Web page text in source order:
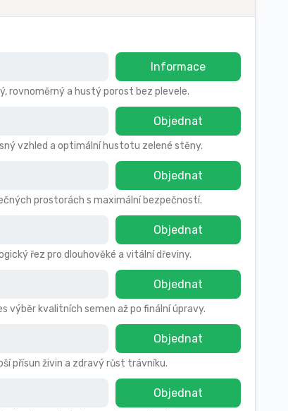
Informace
rovnoměrný a hustý porost bez plevele.
Objednat
vzhled a optimální hustotu zelené stěny.
Objednat
prostorách s maximální bezpečností.
Objednat
řez pro dlouhověké a vitální dřeviny.
Objednat
výběr kvalitních semen až po finální úpravy.
Objednat
přísun živin a zdravý růst trávníku.
Objednat